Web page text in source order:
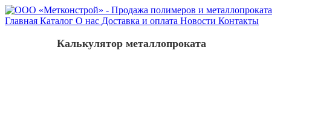
Главная Каталог О нас Доставка и оплата Новости Контакты
Калькулятор металлопроката